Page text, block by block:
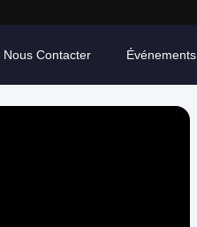
Nous Contacter Événements